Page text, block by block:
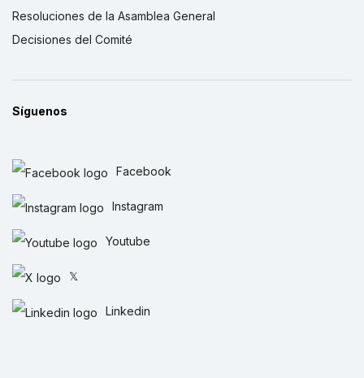
Resoluciones de la Asamblea General
Decisiones del Comité
Síguenos
Facebook
Instagram
Youtube
𝕏
Linkedin